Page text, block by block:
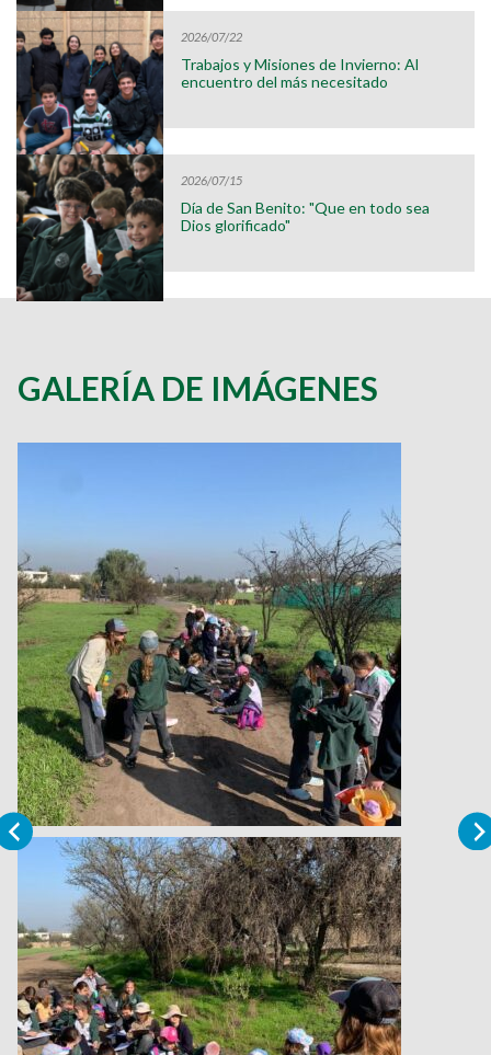
2026/07/22
Trabajos y Misiones de Invierno: Al
encuentro del más necesitado
2026/07/15
Día de San Benito: "Que en todo sea
Dios glorificado"
GALERÍA DE IMÁGENES